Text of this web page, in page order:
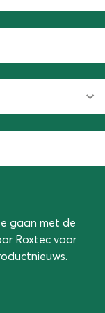
gaan met de
Roxtec voor